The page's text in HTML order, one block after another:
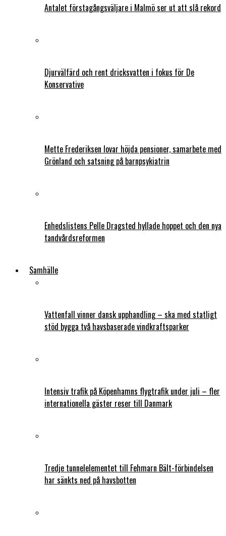
Antalet förstagångsväljare i Malmö ser ut att slå rekord
Djurvälfärd och rent dricksvatten i fokus för De
Konservative
Mette Frederiksen lovar höjda pensioner, samarbete med
Grönland och satsning på barnpsykiatrin
Enhedslistens Pelle Dragsted hyllade hoppet och den nya
tandvårdsreformen
Samhälle
Vattenfall vinner dansk upphandling – ska med statligt
stöd bygga två havsbaserade vindkraftsparker
Intensiv trafik på Köpenhamns flygtrafik under juli – fler
internationella gäster reser till Danmark
Tredje tunnelelementet till Fehmarn Bält-förbindelsen
har sänkts ned på havsbotten